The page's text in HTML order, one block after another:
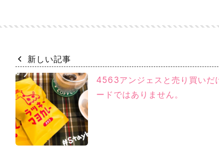
新しい記事
4563アンジェスと売り買いだ
ードではありません。